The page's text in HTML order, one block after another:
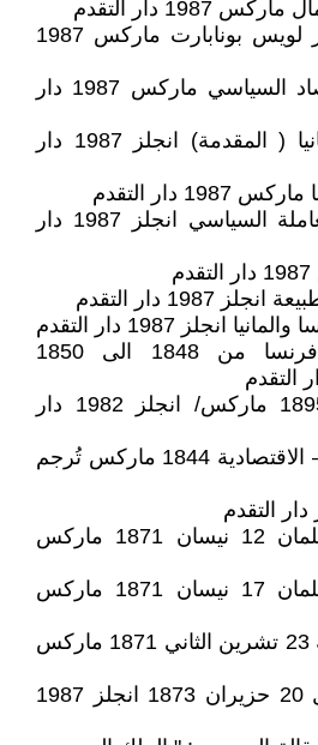
دار التقدم
الثامن عشر من برومير لويس بونابارت ماركس 1987
مساهمة في نقد الاقتصاد السياسي ماركس 1987 دار
حرب الفلاحين في المانيا ( المقدمة) انجلز 1987 دار
دار التقدم
بصدد نشاط الطبقة العاملة السياسي انجلز 1987 دار
دار التقدم
1987 دار التقدم
النضال الطبقي في فرنسا من 1848 الى 1850
رسائل مختارة 1844-1895 ماركس/ انجلز 1982 دار
المخطوطات الفلسفية – الاقتصادية 1844 ماركس تُرجم
التقدم
رسالة الى لودفيغ كوغلمان 12 نيسان 1871 ماركس
رسالة الى لودفيغ كوغلمان 17 نيسان 1871 ماركس
رسالة الى فردريك بولته 23 تشرين الثاني 1871 ماركس
رسالة الى اوغست بيبل 20 حزيران 1873 انجلز 1987